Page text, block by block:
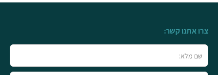
צרו אתנו קשר:
מלא